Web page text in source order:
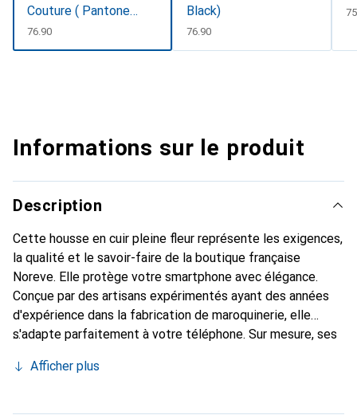
Couture ( Pantone
#F3B934 )
CHF
76.90
Black)
CHF
76.90
Informations sur le produit
Description
Cette housse en cuir pleine fleur représente les exigences,
la qualité et le savoir-faire de la boutique française
Noreve. Elle protège votre smartphone avec élégance.
Conçue par des artisans expérimentés ayant des années
d'expérience dans la fabrication de maroquinerie, elle
s'adapte parfaitement à votre téléphone. Sur mesure, ses
Elle devient l'accessoire chic et indispensable pour votre
internationalement pour ses produits de haute qualité et
Afficher plus